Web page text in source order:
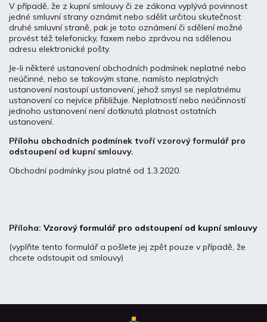
V případě, že z kupní smlouvy či ze zákona vyplývá povinnost
jedné smluvní strany oznámit nebo sdělit určitou skutečnost
druhé smluvní straně, pak je toto oznámení či sdělení možné
provést též telefonicky, faxem nebo zprávou na sdělenou
adresu elektronické pošty.
Je-li některé ustanovení obchodních podmínek neplatné nebo
neúčinné, nebo se takovým stane, namísto neplatných
ustanovení nastoupí ustanovení, jehož smysl se neplatnému
ustanovení co nejvíce přibližuje. Neplatností nebo neúčinností
jednoho ustanovení není dotknutá platnost ostatních
ustanovení.
Přílohu obchodních podmínek tvoří vzorový formulář pro
odstoupení od kupní smlouvy.
Obchodní podmínky jsou platné od 1.3.2020.
Příloha: Vzorový formulář pro odstoupení od kupní smlouvy
(vyplňte tento formulář a pošlete jej zpět pouze v případě, že
chcete odstoupit od smlouvy)